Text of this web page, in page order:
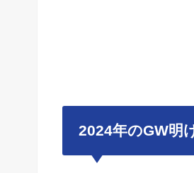
2024年のGW明